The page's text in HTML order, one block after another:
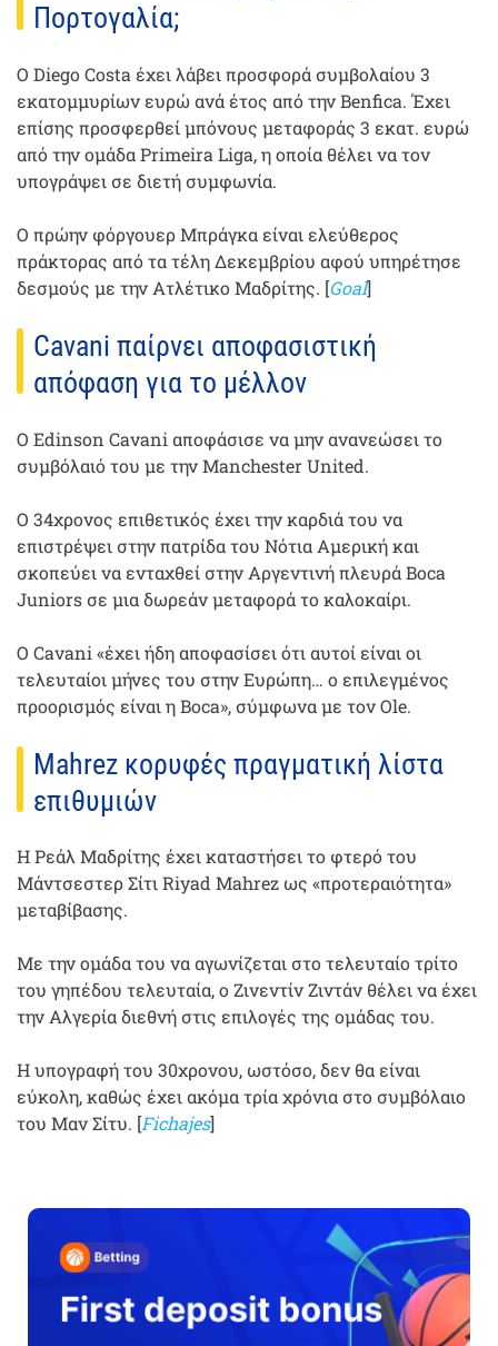
Πορτογαλία;
Ο Diego Costa έχει λάβει προσφορά συμβολαίου 3
εκατομμυρίων ευρώ ανά έτος από την Benfica. Έχει
επίσης προσφερθεί μπόνους μεταφοράς 3 εκατ. ευρώ
από την ομάδα Primeira Liga, η οποία θέλει να τον
υπογράψει σε διετή συμφωνία.
Ο πρώην φόργουερ Μπράγκα είναι ελεύθερος
πράκτορας από τα τέλη Δεκεμβρίου αφού υπηρέτησε
δεσμούς με την Ατλέτικο Μαδρίτης. [Goal]
Cavani παίρνει αποφασιστική
απόφαση για το μέλλον
Ο Edinson Cavani αποφάσισε να μην ανανεώσει το
συμβόλαιό του με την Manchester United.
Ο 34χρονος επιθετικός έχει την καρδιά του να
επιστρέψει στην πατρίδα του Νότια Αμερική και
σκοπεύει να ενταχθεί στην Αργεντινή πλευρά Boca
Juniors σε μια δωρεάν μεταφορά το καλοκαίρι.
Ο Cavani «έχει ήδη αποφασίσει ότι αυτοί είναι οι
τελευταίοι μήνες του στην Ευρώπη… ο επιλεγμένος
προορισμός είναι η Boca», σύμφωνα με τον Ole.
Mahrez κορυφές πραγματική λίστα
επιθυμιών
Η Ρεάλ Μαδρίτης έχει καταστήσει το φτερό του
Μάντσεστερ Σίτι Riyad Mahrez ως «προτεραιότητα»
μεταβίβασης.
Με την ομάδα του να αγωνίζεται στο τελευταίο τρίτο
του γηπέδου τελευταία, ο Ζινεντίν Ζιντάν θέλει να έχει
την Αλγερία διεθνή στις επιλογές της ομάδας του.
Η υπογραφή του 30χρονου, ωστόσο, δεν θα είναι
εύκολη, καθώς έχει ακόμα τρία χρόνια στο συμβόλαιο
του Μαν Σίτυ. [Fichajes]